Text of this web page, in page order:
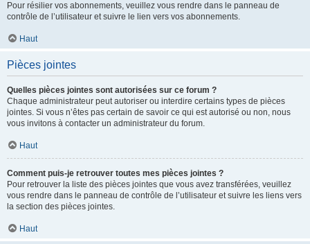
Pour résilier vos abonnements, veuillez vous rendre dans le panneau de
contrôle de l’utilisateur et suivre le lien vers vos abonnements.
Haut
Pièces jointes
Quelles pièces jointes sont autorisées sur ce forum ?
Chaque administrateur peut autoriser ou interdire certains types de pièces
jointes. Si vous n’êtes pas certain de savoir ce qui est autorisé ou non, nous
vous invitons à contacter un administrateur du forum.
Haut
Comment puis-je retrouver toutes mes pièces jointes ?
Pour retrouver la liste des pièces jointes que vous avez transférées, veuillez
vous rendre dans le panneau de contrôle de l’utilisateur et suivre les liens vers
la section des pièces jointes.
Haut